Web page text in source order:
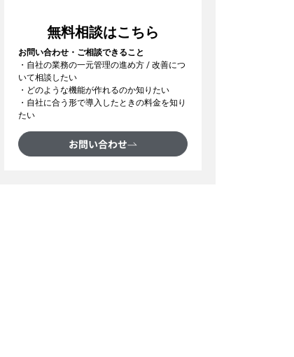
無料相談はこちら
お問い合わせ・ご相談できること
・自社の業務の一元管理の進め方 / 改善につ
いて相談したい
・どのような機能が作れるのか知りたい
・自社に合う形で導入したときの料金を知り
たい
お問い合わせ